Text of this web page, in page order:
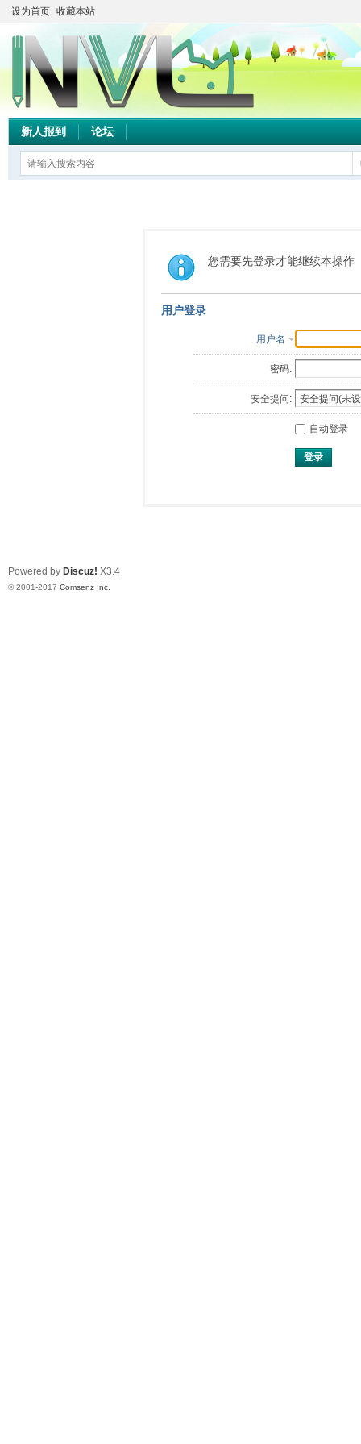
设为首页 收藏本站
新人报到 论坛
您需要先登录才能继续本操作
用户登录
用户名
密码:
安全提问:
自动登录
登录
Powered by Discuz! X3.4
© 2001-2017 Comsenz Inc.